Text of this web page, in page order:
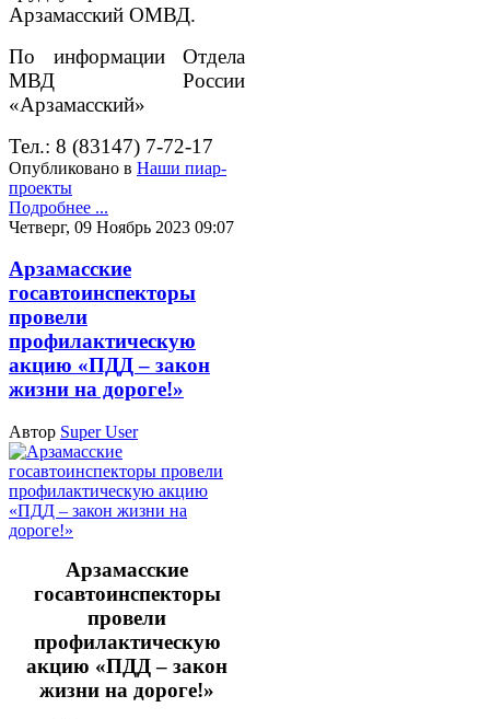
Арзамасский ОМВД.
По информации Отдела
МВД России
«Арзамасский»
Тел.: 8 (83147) 7-72-17
Опубликовано в Наши пиар-
проекты
Подробнее ...
Четверг, 09 Ноябрь 2023 09:07
Арзамасские
госавтоинспекторы
провели
профилактическую
акцию «ПДД – закон
жизни на дороге!»
Автор Super User
Арзамасские
госавтоинспекторы
провели
профилактическую
акцию «ПДД – закон
жизни на дороге!»